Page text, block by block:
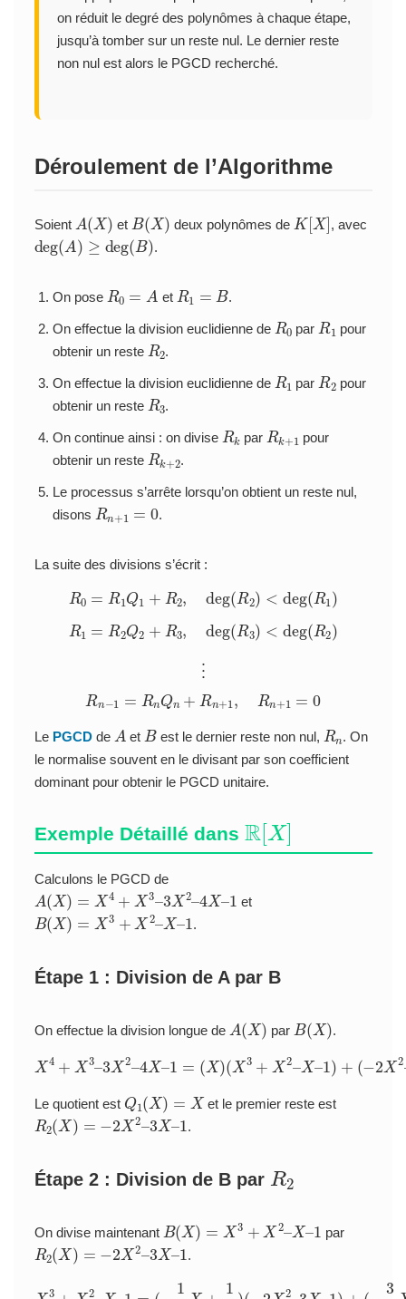
on réduit le degré des polynômes à chaque étape,
jusqu’à tomber sur un reste nul. Le dernier reste
non nul est alors le PGCD recherché.
Déroulement de l’Algorithme
Soient A (X) et B(X) deux polynômes de K[X] , avec
deg( A ) ≥deg B ) .
On pose R0 et R1 .
On effectue la division euclidienne de R
0 par R
1
pour
obtenir un reste R
2 .
On effectue la division euclidienne de R
1 par R
2
pour
obtenir un reste R
3 .
On continue ainsi : on divise R
k par Rk
1
pour
obtenir un reste Rk
2 .
Le processus s’arrête lorsqu’on obtient un reste nul,
disons Rn 0 .
La suite des divisions s’écrit :
=R1Q 1 +R deg(R 2) < deg(R1 )
=R2Q 2 +R deg(R 3) < deg(R2 )
n −1 =RnQ n +R + n+ =0
Le PGCDde Aet Best le dernier reste non nul, R
n
. On
le normalise souvent en le divisant par son coefficient
dominant pour obtenir le PGCD unitaire.
Exemple Détaillé dans
R[X]
Calculons le PGCD de
A (X)= +X 3X 2– 4X 1 et
B(X)= +X X– .
Étape 1 : Division de A par B
On effectue la division longue de A (X) par B(X) .
X4 X3– 3X2– 4X– 1= ) (X3+X2 X–1 )+( − 2 –
–1)
Le quotient est Q 1( X) et le premier reste est
R2(X) X2–3X–1 .
Étape 2 : Division de B par
R
2
On divise maintenant B(X)= +X X– par
R2( X) X2–3 X–1 .
+ 2